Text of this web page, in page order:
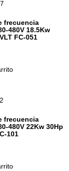
frecuencia
480V 18.5Kw
FC-051
frecuencia
480V 22Kw 30Hp
101